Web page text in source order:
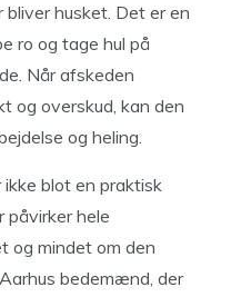
husket. Det er en
ro og tage hul på
Når afskeden
og overskud, kan den
og heling.
blot en praktisk
påvirker hele
og mindet om den
bedemænd, der